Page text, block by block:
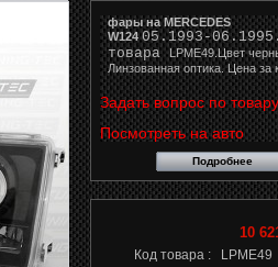
фары на MERCEDES
W124 05.1993-
товараLPME49.Цвет
Линзованная оптика. Цена за
Задать вопрос по товару
Посмотреть на авто
Подробнее
10
Код товара :
LPME49